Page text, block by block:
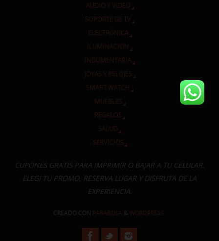
AUDIO Y VIDEO
SOPORTE DE TV
ELECTRÓNICA
ILUMINACION
INDUMENTARIA
JOYAS Y RELOJES
SMART WATCH
MUEBLES
REGALOS
SALUD
SERVICIOS
CUPONES GRATIS PARA IMPRIMIR O BAJAR A TU CELULAR.
ELEGI TU PROMO, RESERVA LUGAR Y DISFRUTA DE LA
EXPERIENCIA.
CREADO CON PARABOLA & WORDPRESS.